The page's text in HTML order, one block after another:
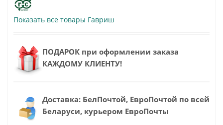
Показать все товары Гавриш
ПОДАРОК при оформлении заказа
КАЖДОМУ КЛИЕНТУ!
Доставка: БелПочтой, ЕвроПочтой по всей
Беларуси, курьером ЕвроПочты